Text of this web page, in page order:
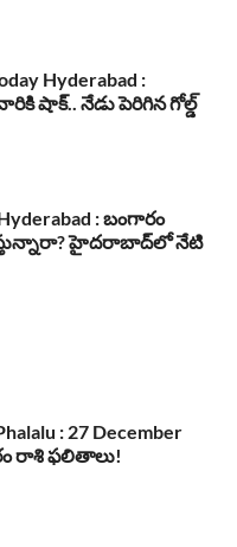
Hyderabad :
షాక్.. నేడు పెరిగిన గోల్డ్
: బంగారం
హైదరాబాద్‌లో నేటి
: 27 December
రాశి ఫలితాలు!